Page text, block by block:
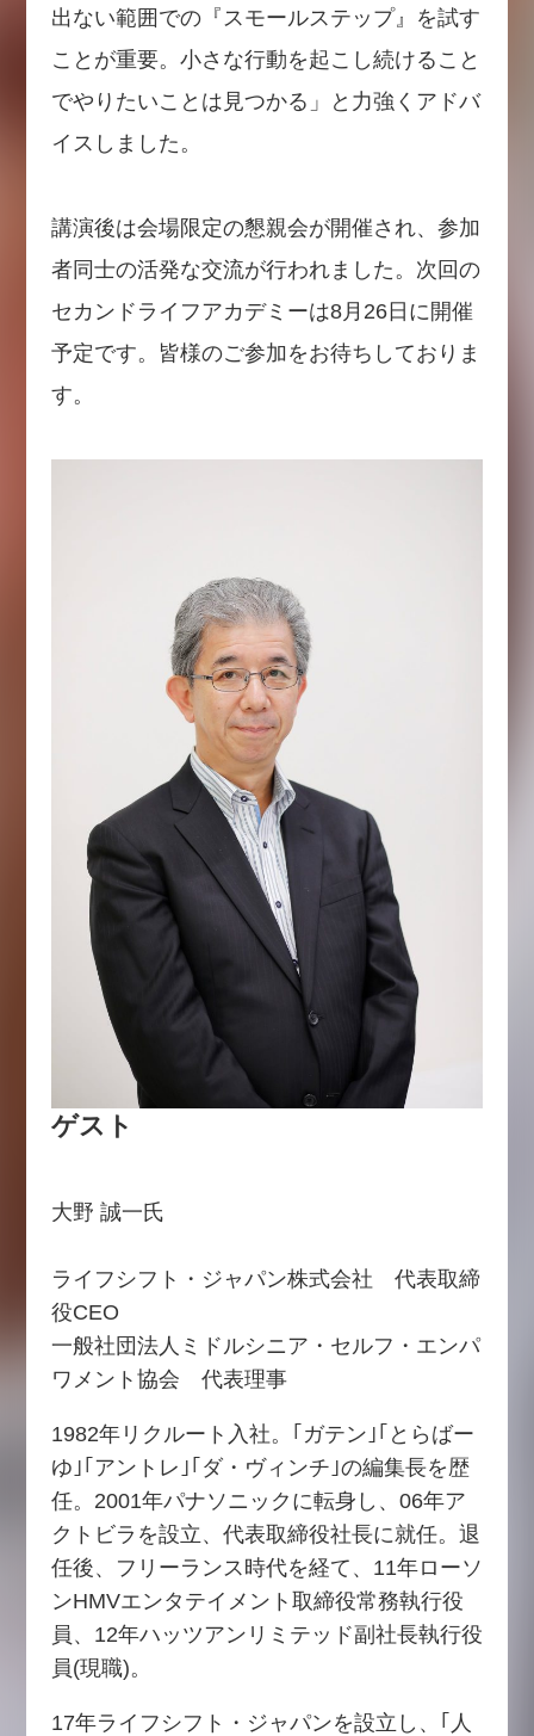
出ない範囲での『スモールステップ』を試す
ことが重要。小さな行動を起こし続けること
でやりたいことは見つかる」と力強くアドバ
イスしました。
講演後は会場限定の懇親会が開催され、参加
者同士の活発な交流が行われました。次回の
セカンドライフアカデミーは8月26日に開催
予定です。皆様のご参加をお待ちしておりま
す。
ゲスト
大野 誠一氏
ライフシフト・ジャパン株式会社 代表取締
役CEO
一般社団法人ミドルシニア・セルフ・エンパ
ワメント協会 代表理事
1982年リクルート入社。｢ガテン｣｢とらばー
ゆ｣｢アントレ｣｢ダ・ヴィンチ｣の編集長を歴
任。2001年パナソニックに転身し、06年ア
クトビラを設立、代表取締役社長に就任。退
任後、フリーランス時代を経て、11年ローソ
ンHMVエンタテイメント取締役常務執行役
員、12年ハッツアンリミテッド副社長執行役
員(現職)。
17年ライフシフト・ジャパンを設立し、｢人